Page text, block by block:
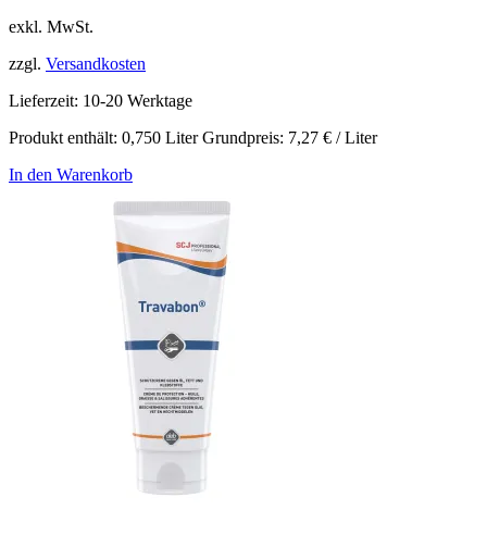
exkl. MwSt.
zzgl. Versandkosten
Lieferzeit: 10-20 Werktage
Produkt enthält: 0,750 LiterGrundpreis: 7,27 € /Liter
In den Warenkorb